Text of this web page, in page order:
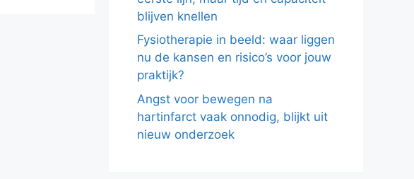
blijven knellen
Fysiotherapie in beeld: waar liggen
nu de kansen en risico’s voor jouw
praktijk?
Angst voor bewegen na
hartinfarct vaak onnodig, blijkt uit
nieuw onderzoek